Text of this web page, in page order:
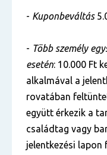
- Kuponbeváltás
- Több személy
esetén: 10.000 Ft
alkalmával a
rovatában
együtt érkezik a
családtag vagy
jelentkezési